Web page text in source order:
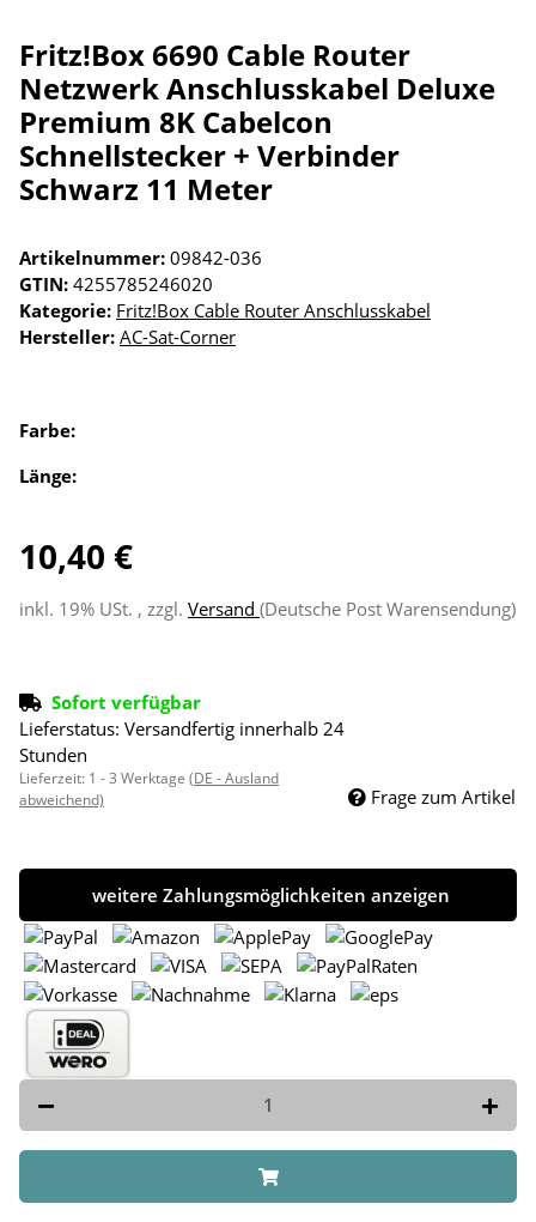
Fritz!Box 6690 Cable Router
Netzwerk Anschlusskabel Deluxe
Premium 8K Cabelcon
Schnellstecker + Verbinder
Schwarz 11 Meter
Artikelnummer: 09842-036
GTIN: 4255785246020
Kategorie: Fritz!Box Cable Router Anschlusskabel
Hersteller: AC-Sat-Corner
Farbe:
Länge:
10,40 €
inkl. 19% USt. , zzgl. Versand (Deutsche Post Warensendung)
Sofort verfügbar
Lieferstatus: Versandfertig innerhalb 24
Stunden
Lieferzeit: 1 - 3 Werktage (DE - Ausland
abweichend)
Frage zum Artikel
weitere Zahlungsmöglichkeiten anzeigen